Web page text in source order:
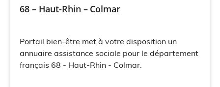
68 – Haut-Rhin – Colmar
Portail bien-être met à votre disposition un
annuaire assistance sociale pour le département
français 68 - Haut-Rhin - Colmar.